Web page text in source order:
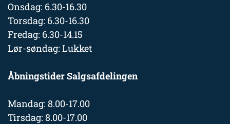
Onsdag: 6.30-16.30
Torsdag: 6.30-16.30
Fredag: 6.30-14.15
Lør-søndag: Lukket
Åbningstider Salgsafdelingen
Mandag: 8.00-17.00
Tirsdag: 8.00-17.00